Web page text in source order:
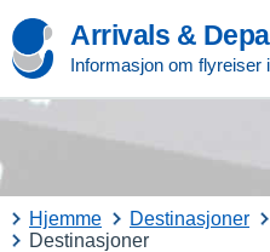
Arrivals &
Informasjon om flyreiser
Hjemme Destinasjoner
Destinasjoner